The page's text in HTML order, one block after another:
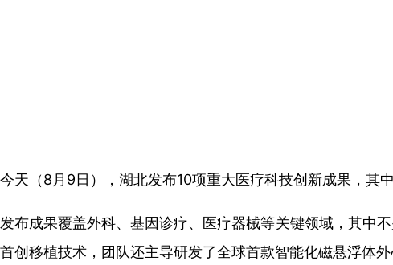
今天（8月9日），湖北发布10项重大医疗科技创新成果，其
发布成果覆盖外科、基因诊疗、医疗器械等关键领域，其中
首创移植技术，团队还主导研发了全球首款智能化磁悬浮体